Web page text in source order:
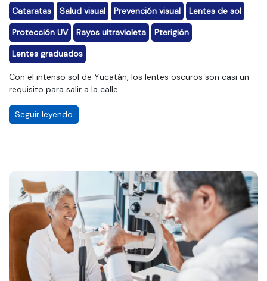
Cataratas Salud visual Prevención visual
Lentes de sol
Protección UV
Rayos ultravioleta
Pterigión
Lentes graduados
Con el intenso sol de Yucatán, los lentes oscuros son casi un
requisito para salir a la calle....
Seguir leyendo